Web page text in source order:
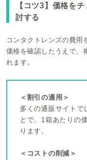
【コツ3】価格を
討する
コンタクトレンズの費用
価格を確認したうえで、
れます。
＜割引の適用＞
多くの通販サイトで
とで、1箱あたりの
ります。
＜コストの削減＞